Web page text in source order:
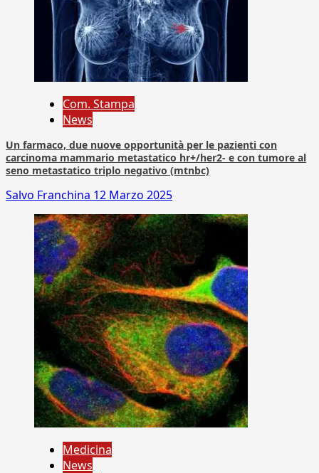
Com. Stampa
News
Un farmaco, due nuove opportunità per le pazienti con
carcinoma mammario metastatico hr+/her2- e con tumore al
seno metastatico triplo negativo (mtnbc)
Salvo Franchina 12 Marzo 2025
Medicina
News